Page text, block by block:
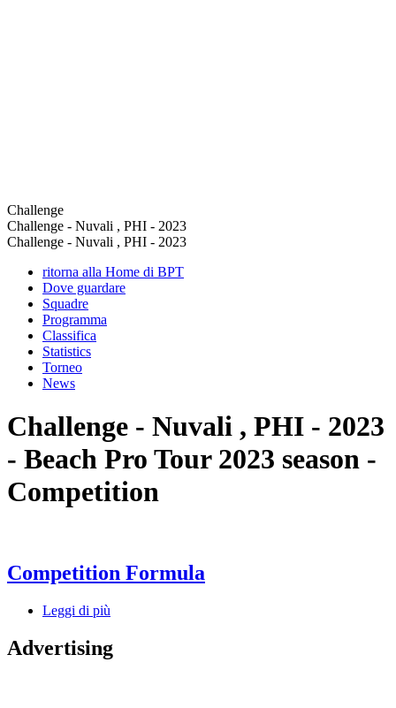
Challenge
Challenge - Nuvali , PHI - 2023
Challenge - Nuvali , PHI - 2023
ritorna alla Home di BPT
Dove guardare
Squadre
Programma
Classifica
Statistics
Torneo
News
Challenge - Nuvali , PHI - 2023
- Beach Pro Tour 2023 season -
Competition
Competition Formula
Leggi di più
Advertising